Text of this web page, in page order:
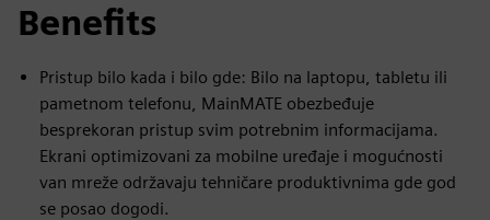
Benefits
Pristup bilo kada i bilo gde: Bilo na laptopu, tabletu ili
pametnom telefonu, MainMATE obezbeđuje
besprekoran pristup svim potrebnim informacijama.
Ekrani optimizovani za mobilne uređaje i mogućnosti
van mreže održavaju tehničare produktivnima gde god
se posao dogodi.